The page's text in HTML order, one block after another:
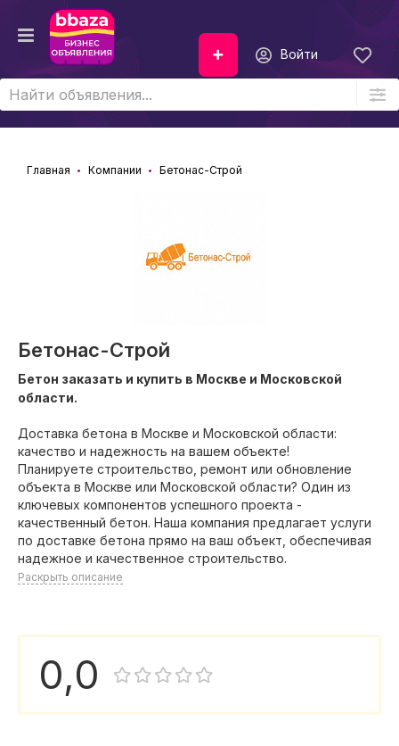
Войти
Главная Компании Бетонас-Строй
Бетонас-Строй
Бетон заказать и купить в Москве и Московской
области.
Доставка бетона в Москве и Московской области:
качество и надежность на вашем объекте!
Планируете строительство, ремонт или обновление
объекта в Москве или Московской области? Один из
ключевых компонентов успешного проекта -
качественный бетон. Наша компания предлагает услуги
по доставке бетона прямо на ваш объект, обеспечивая
надежное и качественное строительство.
Раскрыть описание
0,0